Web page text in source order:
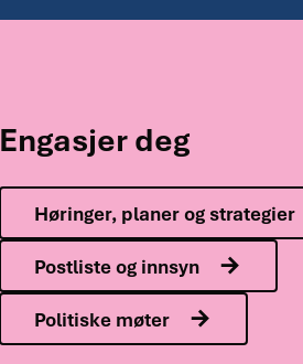
Engasjer deg
Høringer, planer og strategier
Postliste og innsyn
Politiske møter